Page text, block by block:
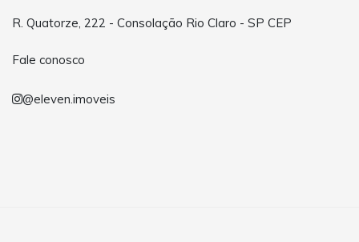
R. Quatorze, 222 - Consolação Rio Claro - SP CEP
Fale conosco
@eleven.imoveis